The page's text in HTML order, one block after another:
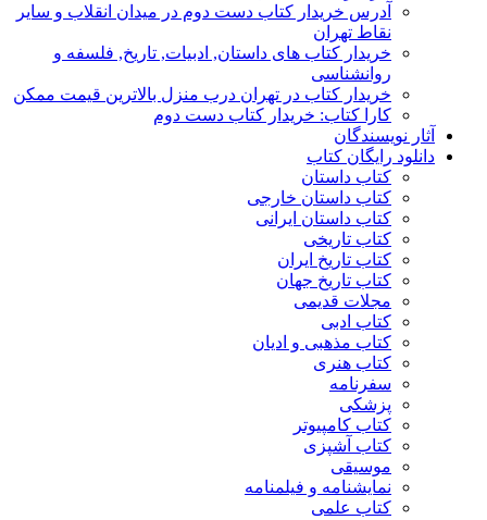
آدرس خریدار کتاب دست دوم در میدان انقلاب و سایر
نقاط تهران
خریدار کتاب های داستان, ادبیات, تاریخ, فلسفه و
روانشناسی
خریدار کتاب در تهران درب منزل بالاترین قیمت ممکن
کارا کتاب: خریدار کتاب دست دوم
آثار نویسندگان
دانلود رایگان کتاب
کتاب داستان
کتاب داستان خارجی
کتاب داستان ایرانی
کتاب تاریخی
کتاب تاریخ ایران
کتاب تاریخ جهان
مجلات قدیمی
کتاب ادبی
کتاب مذهبی و ادیان
کتاب هنری
سفرنامه
پزشکی
کتاب کامپیوتر
کتاب آشپزی
موسیقی
نمایشنامه و فیلمنامه
کتاب علمی